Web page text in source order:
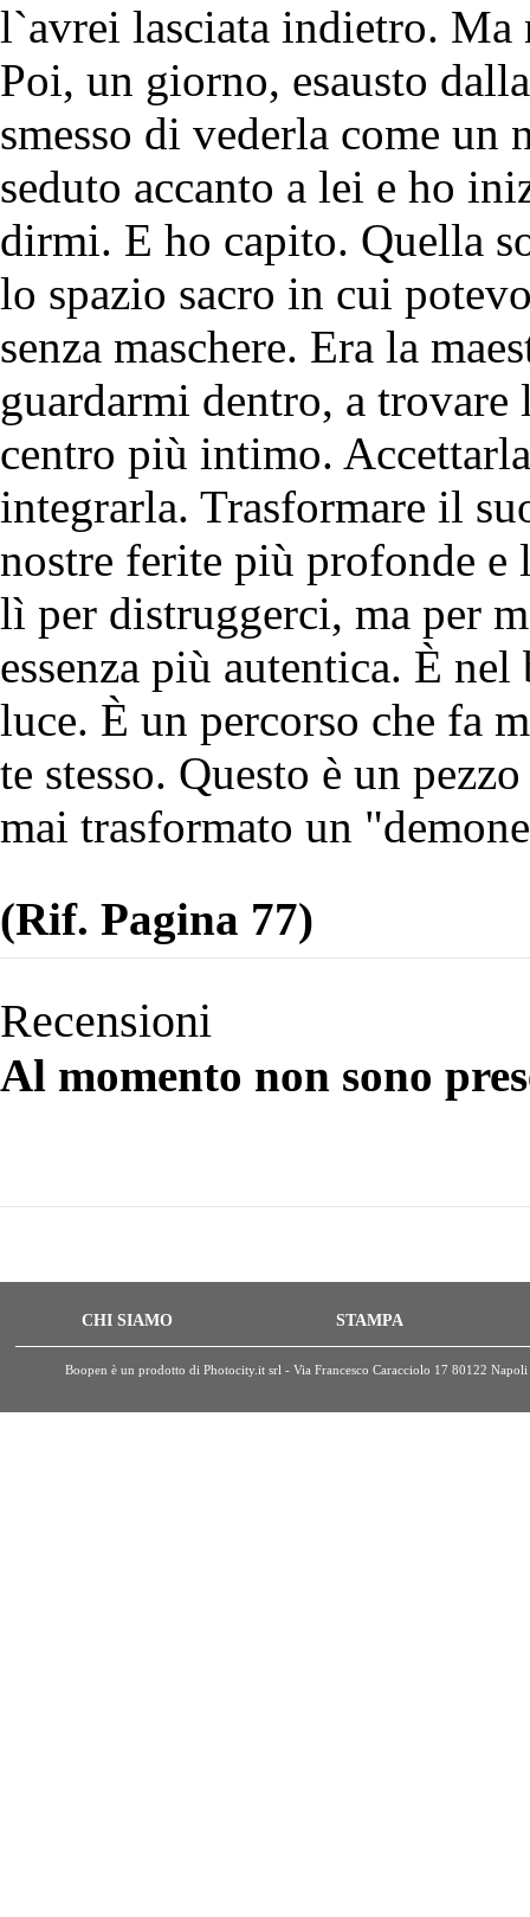
l`avrei lasciata indietro. Ma
Poi, un giorno, esausto
smesso di vederla come
seduto accanto a lei e ho
dirmi. E ho capito. Quella
lo spazio sacro in cui
senza maschere. Era la
guardarmi dentro, a
centro più intimo.
integrarla. Trasformare il
nostre ferite più profonde e
lì per distruggerci, ma per
essenza più autentica. È
luce. È un percorso che fa
te stesso. Questo è un
mai trasformato un
(Rif. Pagina 77)
Recensioni
Al momento non sono
CHI SIAMO STAMPA
Boopen è un prodotto di Photocity.it srl - Via Francesco Caracciolo 17 80122